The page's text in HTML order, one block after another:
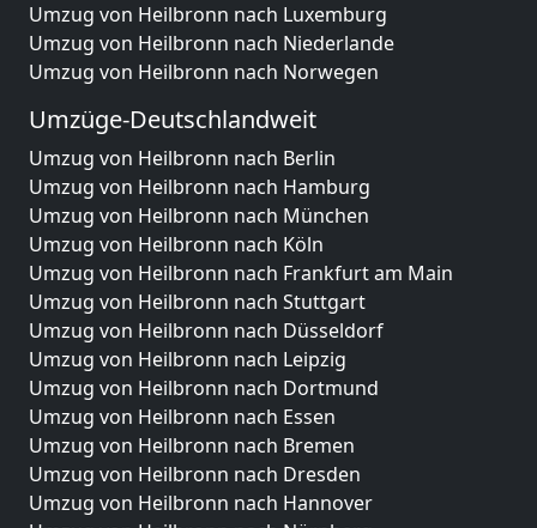
Umzug von Heilbronn nach Luxemburg
Umzug von Heilbronn nach Niederlande
Umzug von Heilbronn nach Norwegen
Umzüge-Deutschlandweit
Umzug von Heilbronn nach Berlin
Umzug von Heilbronn nach Hamburg
Umzug von Heilbronn nach München
Umzug von Heilbronn nach Köln
Umzug von Heilbronn nach Frankfurt am Main
Umzug von Heilbronn nach Stuttgart
Umzug von Heilbronn nach Düsseldorf
Umzug von Heilbronn nach Leipzig
Umzug von Heilbronn nach Dortmund
Umzug von Heilbronn nach Essen
Umzug von Heilbronn nach Bremen
Umzug von Heilbronn nach Dresden
Umzug von Heilbronn nach Hannover